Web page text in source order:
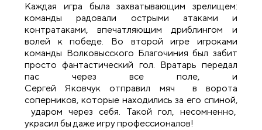
Каждая игра была захватывающим зрелищем:
команды радовали острыми атаками и
контратаками, впечатляющим дриблингом и
волей к победе. Во второй игре игроками
команды Волковысского Благочиния был забит
просто фантастический гол. Вратарь передал
пас через все поле, и
Сергей Яковчук отправил мяч в ворота
соперников, которые находились за его спиной,
ударом через себя. Такой гол, несомненно,
украсил бы даже игру профессионалов!